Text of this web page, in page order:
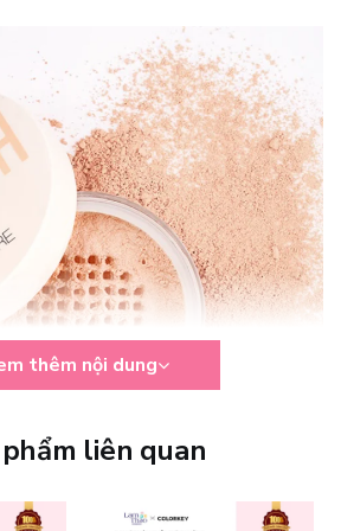
thêm nội dung
liên quan